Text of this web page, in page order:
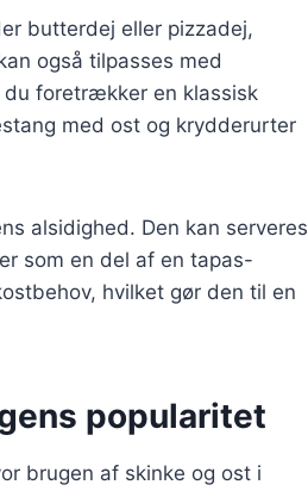
butterdej eller pizzadej,
også tilpasses med
du foretrækker en klassisk
med ost og krydderurter
alsidighed. Den kan serveres
som en del af en tapas-
hvilket gør den til en
popularitet
brugen af skinke og ost i